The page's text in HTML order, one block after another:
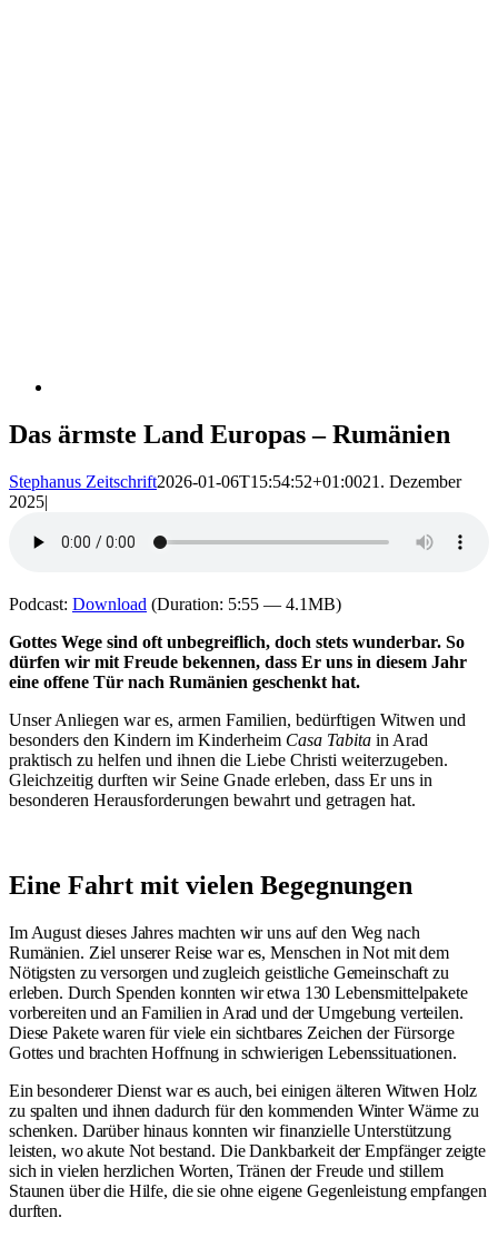
Das ärmste Land Europas – Rumänien
Stephanus Zeitschrift2026-01-06T15:54:52+01:0021. Dezember
2025|
Podcast: Download (Duration: 5:55 — 4.1MB)
Gottes Wege sind oft unbegreiflich, doch stets wunderbar. So
dürfen wir mit Freude bekennen, dass Er uns in diesem Jahr
eine offene Tür nach Rumänien geschenkt hat.
Unser Anliegen war es, armen Familien, bedürftigen Witwen und
besonders den Kindern im Kinderheim Casa Tabita in Arad
praktisch zu helfen und ihnen die Liebe Christi weiterzugeben.
Gleichzeitig durften wir Seine Gnade erleben, dass Er uns in
besonderen Herausforderungen bewahrt und getragen hat.
Eine Fahrt mit vielen Begegnungen
Im August dieses Jahres machten wir uns auf den Weg nach
Rumänien. Ziel unserer Reise war es, Menschen in Not mit dem
Nötigsten zu versorgen und zugleich geistliche Gemeinschaft zu
erleben. Durch Spenden konnten wir etwa 130 Lebensmittelpakete
vorbereiten und an Familien in Arad und der Umgebung verteilen.
Diese Pakete waren für viele ein sichtbares Zeichen der Fürsorge
Gottes und brachten Hoffnung in schwierigen Lebenssituationen.
Ein besonderer Dienst war es auch, bei einigen älteren Witwen Holz
zu spalten und ihnen dadurch für den kommenden Winter Wärme zu
schenken. Darüber hinaus konnten wir finanzielle Unterstützung
leisten, wo akute Not bestand. Die Dankbarkeit der Empfänger zeigte
sich in vielen herzlichen Worten, Tränen der Freude und stillem
Staunen über die Hilfe, die sie ohne eigene Gegenleistung empfangen
durften.